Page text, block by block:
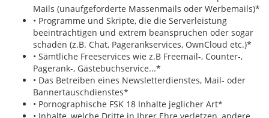
Mails (unaufgeforderte Massenmails oder Werbemails)*
• Programme und Skripte, die die Serverleistung
beeinträchtigen und extrem beanspruchen oder sogar
schaden (z.B. Chat, Pagerankservices, OwnCloud etc.)*
• Sämtliche Freeservices wie z.B Freemail-, Counter-,
Pagerank-, Gästebuchservice...*
• Das Betreiben eines Newsletterdienstes, Mail- oder
Bannertauschdienstes*
• Pornographische FSK 18 Inhalte jeglicher Art*